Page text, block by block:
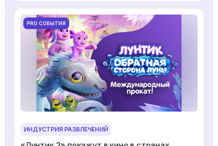
PRO СОБЫТИЯ
ИНДУСТРИЯ РАЗВЛЕЧЕНИЙ